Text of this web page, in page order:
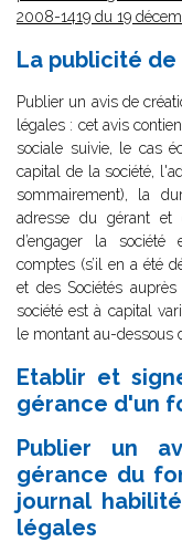
2008-1419 du 19
La publicité
Publier un avis de
légales : cet avis
sociale suivie, le cas
capital de la société,
sommairement), la
adresse du gérant et
d’engager la
comptes (s’il en a été
et des Sociétés
société est à capital
le montant au-dessous
Etablir et
gérance d'un
Publier un
gérance du
journal
légales